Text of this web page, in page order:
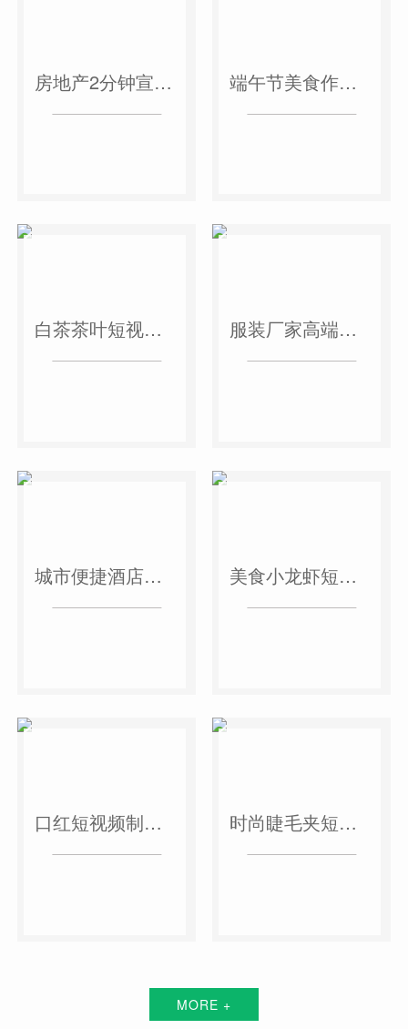
房地产2分钟宣传片 端午节美食作品短视频案例
白茶茶叶短视频作品 服装厂家高端短视频作品
城市便捷酒店短视频案例 美食小龙虾短视频案例
口红短视频制作案例 时尚睫毛夹短视频案例
MORE +